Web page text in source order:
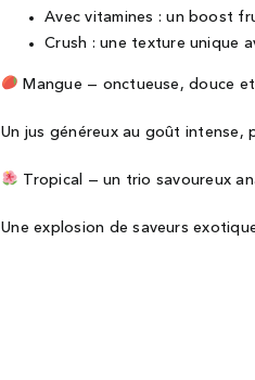
Avec vitamines : un boost
Crush : une texture unique
Mangue — onctueuse, douce
Un jus généreux au goût intense,
Tropical — un trio savoureux
Une explosion de saveurs